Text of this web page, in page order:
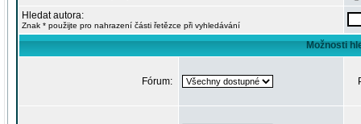
Hledat autora:
Znak * použijte pro nahrazení části řetězce při vyhledávání
Možnosti
Fórum: